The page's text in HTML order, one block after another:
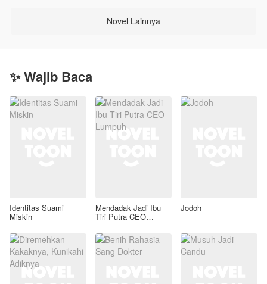
Novel Lainnya
✨ Wajib Baca
Identitas Suami
Miskin
Mendadak Jadi Ibu
Tiri Putra CEO
Jodoh